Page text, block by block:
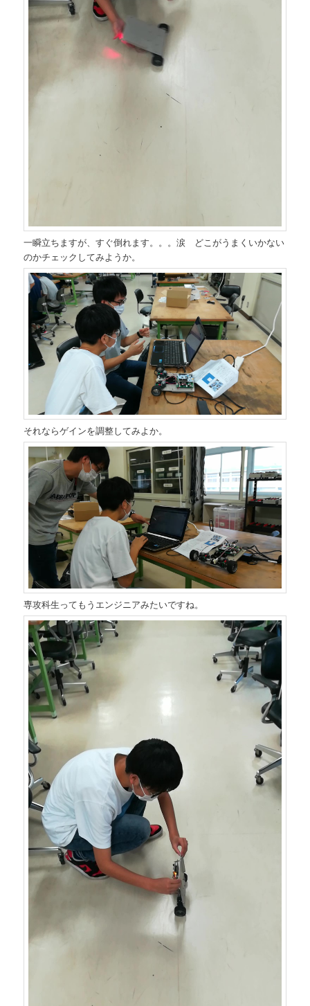
一瞬立ちますが、すぐ倒れます。。。涙 どこがうまくいかない
のかチェックしてみようか。
それならゲインを調整してみよか。
専攻科生ってもうエンジニアみたいですね。